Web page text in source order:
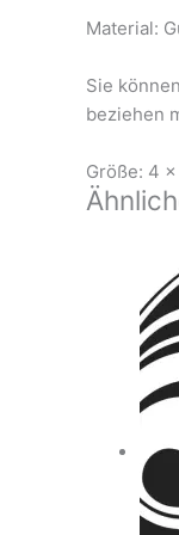
Material:
Sie
beziehen
Größe: 4